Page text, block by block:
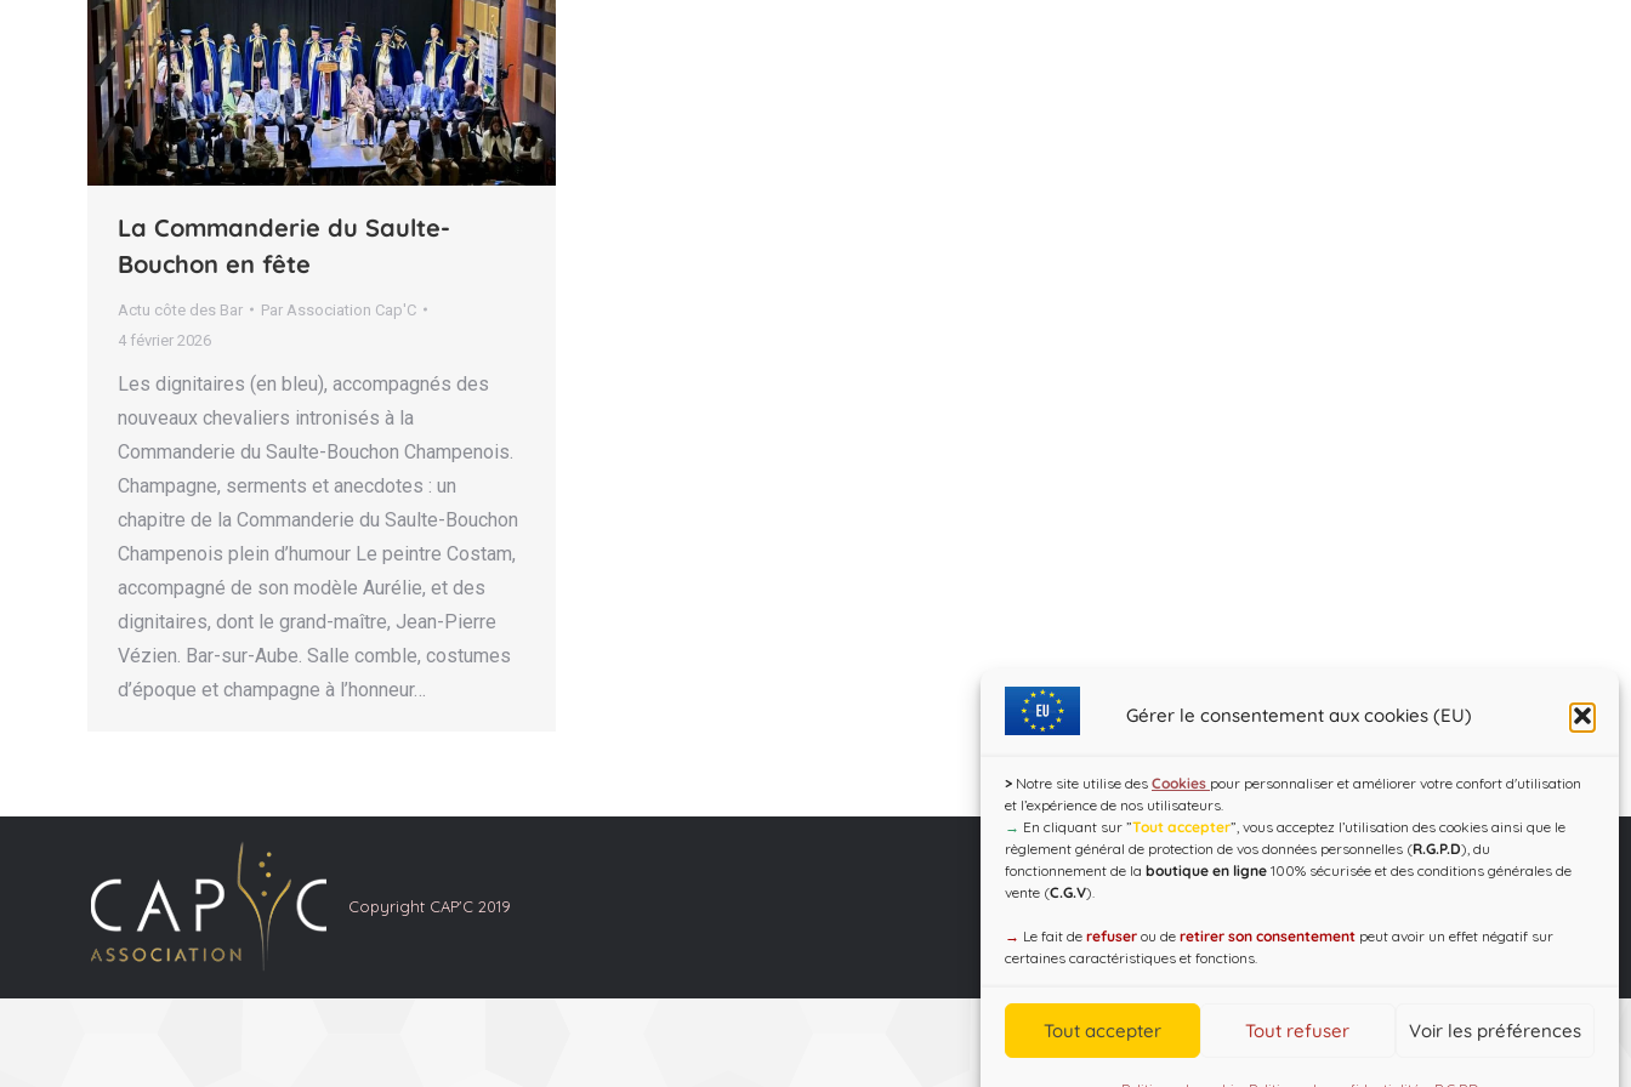
Gérer le consentement aux cookies (EU)
> Notre site utilise des Cookies pour personnaliser et améliorer votre confort d'utilisation
et l’expérience de nos utilisateurs.
→ En cliquant sur ”Tout accepter”, vous acceptez l’utilisation des cookies ainsi que le
règlement général de protection de vos données personnelles (R.G.P.D), du
fonctionnement de la boutique en ligne 100% sécurisée et des conditions générales de
vente (C.G.V).
→ Le fait de refuser ou de retirer son consentement peut avoir un effet négatif sur
certaines caractéristiques et fonctions.
Tout accepter Tout refuser Voir les préférences
La Commanderie du Saulte-
Bouchon en fête
Actu côte des Bar Par Association Cap'C
4 février 2026
Les dignitaires (en bleu), accompagnés des
nouveaux chevaliers intronisés à la
Commanderie du Saulte-Bouchon Champenois.
Champagne, serments et anecdotes : un
chapitre de la Commanderie du Saulte-Bouchon
Champenois plein d’humour Le peintre Costam,
accompagné de son modèle Aurélie, et des
dignitaires, dont le grand-maître, Jean-Pierre
Vézien. Bar-sur-Aube. Salle comble, costumes
d’époque et champagne à l’honneur…
Copyright CAP'C 2019